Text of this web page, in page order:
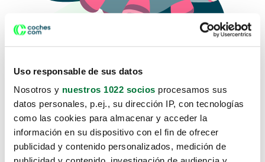
Uso responsable de sus datos
Nosotros y nuestros 1022 socios procesamos sus
datos personales, p.ej., su dirección IP, con tecnologías
como las cookies para almacenar y acceder la
información en su dispositivo con el fin de ofrecer
publicidad y contenido personalizados, medición de
Lo sentimos, no sabemos como
te hemos traido hasta aquí.